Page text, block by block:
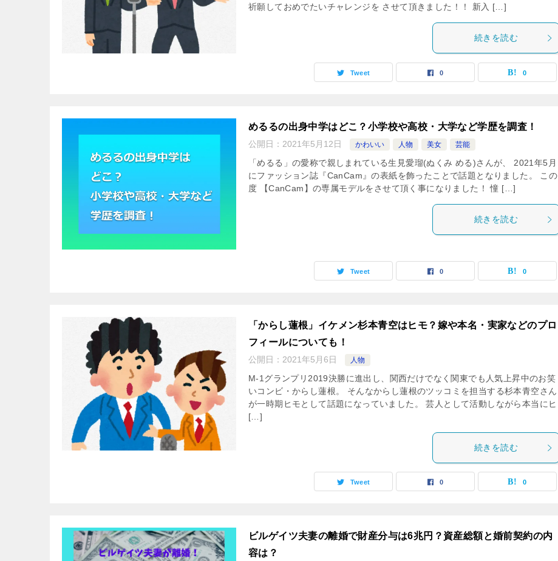
祈願しておめでたいチャレンジを させて頂きました！！ 新入 […]
続きを読む
Tweet 0 0
めるるの出身中学はどこ？小学校や高校・大学など学歴を調査！
公開日： 2021年5月12日 かわいい 人物 美女 芸能
「めるる」の愛称で親しまれている生見愛瑠(ぬくみ める)さんが、 2021年5月
にファッション誌『CanCam』の表紙を飾ったことで話題となりました。 この
度 【CanCam】の専属モデルをさせて頂く事になりました！ 憧 […]
続きを読む
Tweet 0 0
「からし蓮根」イケメン杉本青空はヒモ？嫁や本名・実家などのプロ
フィールについても！
公開日： 2021年5月6日 人物
M-1グランプリ2019決勝に進出し、関西だけでなく関東でも人気上昇中のお笑
いコンビ・からし蓮根。 そんなからし蓮根のツッコミを担当する杉本青空さん
が一時期ヒモとして話題になっていました。 芸人として活動しながら本当にヒ
[…]
続きを読む
Tweet 0 0
ビルゲイツ夫妻の離婚で財産分与は6兆円？資産総額と婚前契約の内
容は？